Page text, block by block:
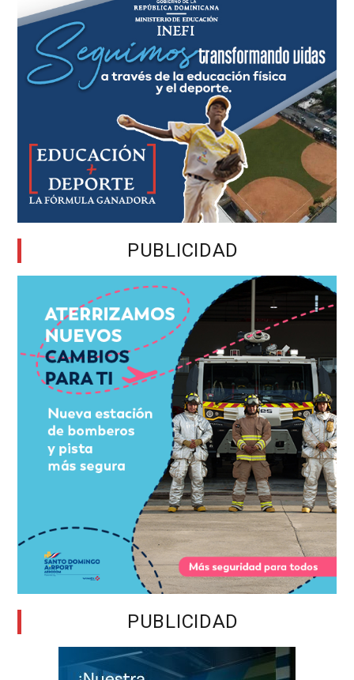
PUBLICIDAD
PUBLICIDAD